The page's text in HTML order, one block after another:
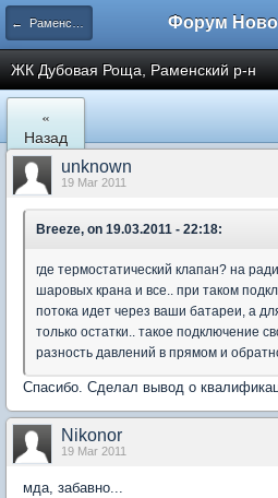
← Раменское
ЖК Дубовая Роща, Раменский р-н
«
Назад
unknown
19 Mar 2011
Breeze, on 19.03.2011 - 22:18:
где термостатический клапан? на
шаровых крана и все.. при таком
потока идет через ваши батареи, а
только остатки.. такое подключение
разность давлений в прямом и
Спасибо. Сделал вывод о
Nikonor
19 Mar 2011
мда, забавно...